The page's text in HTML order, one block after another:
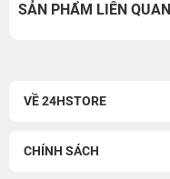
SẢN PHẨM LIÊN QUAN
VỀ 24HSTORE
CHÍNH SÁCH